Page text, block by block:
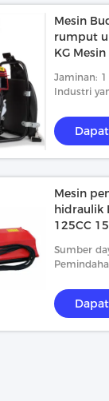
Mesin
rumput
KG
Jaminan: 1
Industri
Mesin
hidraulik
125CC
Sumber